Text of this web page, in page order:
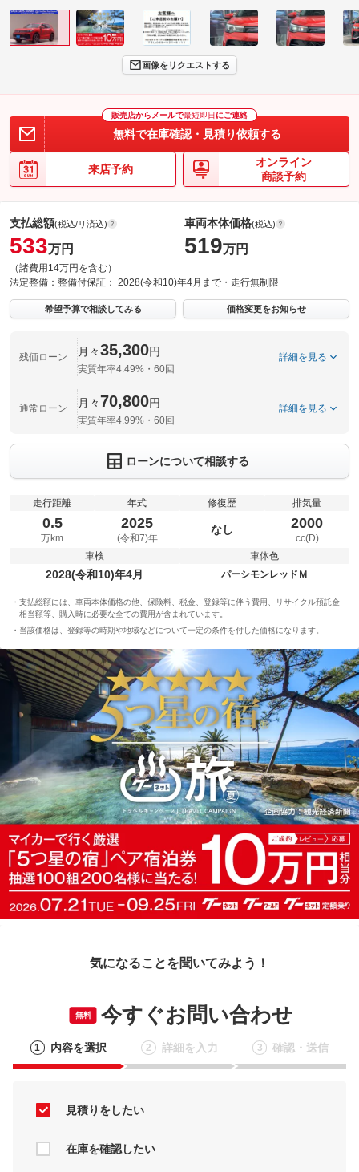
画像をリクエストする
販売店からメールで最短即日 にご連絡
無料で在庫確認・見積り依頼する
来店予約
オンライン
商談予約
支払総額(税込/リ済込)
533万円
（諸費用14万円を含む）
車両本体価格(税込)
519万円
法定整備： 整備付保証： 2028(令和10)年4月まで・走行無制限
希望予算で相談してみる 価格変更をお知らせ
残価ローン 月々35,300円
実質年率4.49%・60回
詳細を見る
通常ローン 月々70,800円
実質年率4.99%・60回
詳細を見る
ローンについて相談する
走行距離
0.5
万km
年式
2025
(令和7)年
修復歴
なし
排気量
2000
cc(D)
車検
2028(令和10)年4月
車体色
パーシモンレッドＭ
支払総額には、車両本体価格の他、保険料、税金、登録等に伴う費用、リサイクル預託金
相当額等、購入時に必要な全ての費用が含まれています。
当該価格は、登録等の時期や地域などについて一定の条件を付した価格になります。
気になることを聞いてみよう！
無料 今すぐお問い合わせ
1 内容を選択 2 詳細を入力 3 確認・送信
見積りをしたい
在庫を確認したい